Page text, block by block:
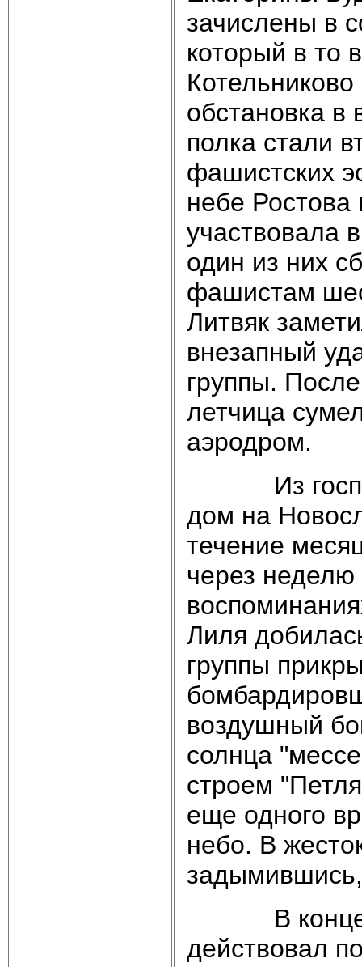
зачислены в
который в то
обстановка в
полка стали
фашистских
небе Ростова
участвовала
один из них
фашистам
Литвяк
внезапный
группы.
летчица
аэродром.
Из
дом на
течение
через неделю
Лиля
группы
воздушный
солнца
строем
еще одного
небо. В
задымившись,
В конце
действовал